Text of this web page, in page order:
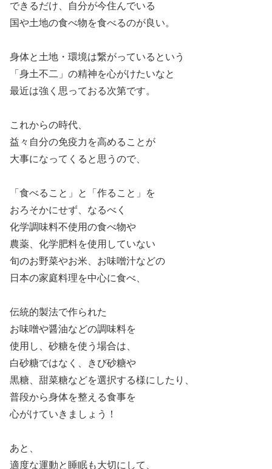
できるだけ、自分が今住んでいる
国や土地の食べ物を食べるのが良い。
身体と土地・環境は繋がっているという
「身土不二」の精神を心がけたいなと
最近は強く思っておる次第です。
これからの時代、
益々自分の免疫力を高めることが
大事になってくると思うので、
「食べること」と「作ること」を
おろそかにせず、なるべく
化学調味料不使用の食べ物や
農薬、化学肥料を使用していない
旬のお野菜やお米、お味噌汁などの
日本の家庭料理を中心に食べ、
伝統的製法で作られた
お味噌や醤油などの調味料を
使用し、砂糖を使う場合は、
白砂糖ではなく、きび砂糖や
黒糖、甜菜糖などを選択する様にしたり、
普段から身体を整える食事を
心がけていきましょう！
あと、
適度な運動と睡眠も大切にして、